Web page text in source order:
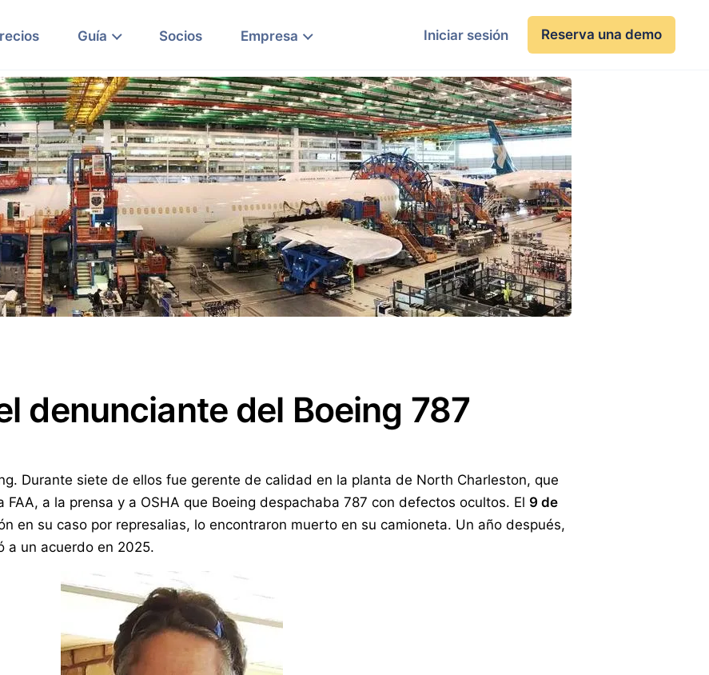
Guía Socios Empresa Iniciar sesión Reserva una demo
denunciante del Boeing 787
Durante siete de ellos fue gerente de calidad en la planta de North Charleston, que
FAA, a la prensa y a OSHA que Boeing despachaba 787 con defectos ocultos. El 9 de
en su caso por represalias, lo encontraron muerto en su camioneta. Un año después,
a un acuerdo en 2025.